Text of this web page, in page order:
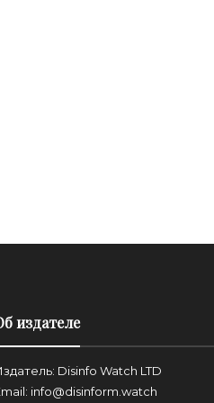
издателе
Disinfo Watch LTD
info@disinform.watch